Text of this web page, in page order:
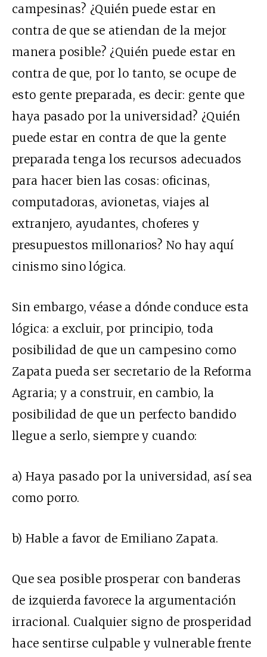
campesinas? ¿Quién puede estar en
contra de que se atiendan de la mejor
manera posible? ¿Quién puede estar en
contra de que, por lo tanto, se ocupe de
esto gente preparada, es decir: gente que
haya pasado por la universidad? ¿Quién
puede estar en contra de que la gente
preparada tenga los recursos adecuados
para hacer bien las cosas: oficinas,
computadoras, avionetas, viajes al
extranjero, ayudantes, choferes y
presupuestos millonarios? No hay aquí
cinismo sino lógica.
Sin embargo, véase a dónde conduce esta
lógica: a excluir, por principio, toda
posibilidad de que un campesino como
Zapata pueda ser secretario de la Reforma
Agraria; y a construir, en cambio, la
posibilidad de que un perfecto bandido
llegue a serlo, siempre y cuando:
a) Haya pasado por la universidad, así sea
como porro.
b) Hable a favor de Emiliano Zapata.
Que sea posible prosperar con banderas
de izquierda favorece la argumentación
irracional. Cualquier signo de prosperidad
hace sentirse culpable y vulnerable frente